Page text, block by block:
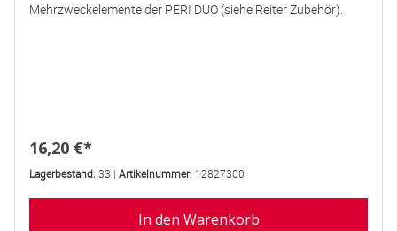
Mehrzweckelemente der PERI DUO (siehe Reiter Zubehör).
Regulärer Preis:
16,20 €*
Lagerbestand:33 | Artikelnummer: 12827300
In den Warenkorb